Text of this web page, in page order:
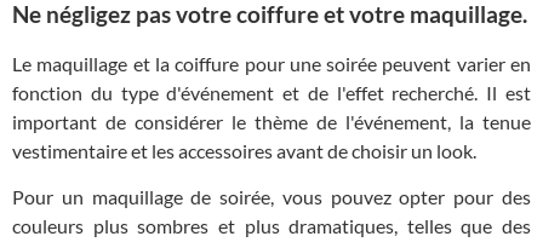
Ne négligez pas votre coiffure et votre maquillage.
Le maquillage et la coiffure pour une soirée peuvent varier en
fonction du type d'événement et de l'effet recherché. Il est
important de considérer le thème de l'événement, la tenue
vestimentaire et les accessoires avant de choisir un look.
Pour un maquillage de soirée, vous pouvez opter pour des
couleurs plus sombres et plus dramatiques, telles que des